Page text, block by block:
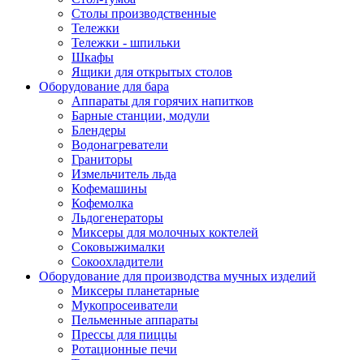
Столы производственные
Тележки
Тележки - шпильки
Шкафы
Ящики для открытых столов
Оборудование для бара
Аппараты для горячих напитков
Барные станции, модули
Блендеры
Водонагреватели
Граниторы
Измельчитель льда
Кофемашины
Кофемолка
Льдогенераторы
Миксеры для молочных коктелей
Соковыжималки
Сокоохладители
Оборудование для производства мучных изделий
Миксеры планетарные
Мукопросеиватели
Пельменные аппараты
Прессы для пиццы
Ротационные печи